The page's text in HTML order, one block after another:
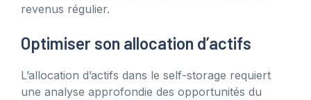
revenus régulier.
Optimiser son allocation d’actifs
L’allocation d’actifs dans le self-storage requiert
une analyse approfondie des opportunités du